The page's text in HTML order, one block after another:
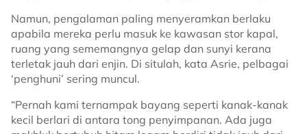
Namun, pengalaman paling menyeramkan berlaku
apabila mereka perlu masuk ke kawasan stor kapal,
ruang yang sememangnya gelap dan sunyi kerana
terletak jauh dari enjin. Di situlah, kata Asrie, pelbagai
‘penghuni’ sering muncul.
“Pernah kami ternampak bayang seperti kanak-kanak
kecil berlari di antara tong penyimpanan. Ada juga